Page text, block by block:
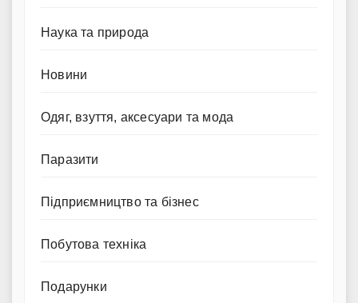
Наука та природа
Новини
Одяг, взуття, аксесуари та мода
Паразити
Підприємництво та бізнес
Побутова техніка
Подарунки